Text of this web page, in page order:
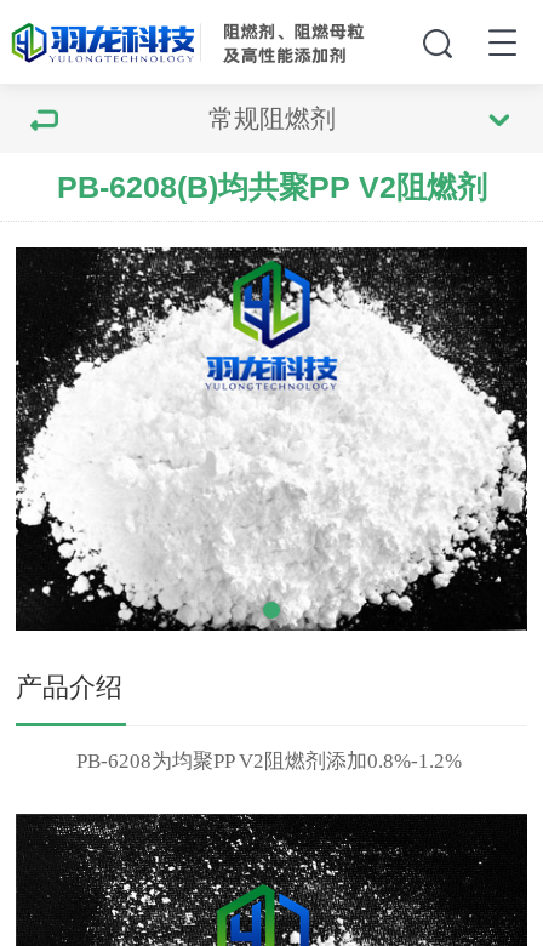
常规阻燃剂
PB-6208(B)均共聚PP V2阻燃剂
产品介绍
PB-6208为均聚PP V2阻燃剂添加0.8%-1.2%